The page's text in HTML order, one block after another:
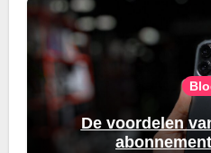
De voordelen